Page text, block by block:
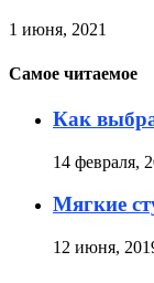
1 июня, 2021
Самое читаемое
Как
14 февраля,
Мягкие
12 июня,